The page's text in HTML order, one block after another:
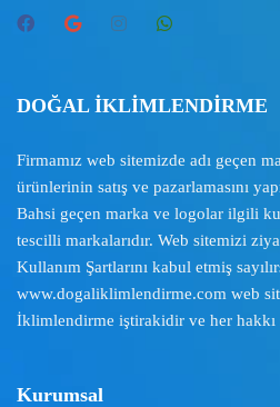
DOĞAL İKLİMLENDİRME
Firmamız web sitemizde adı geçen
ürünlerinin satış ve pazarlamasını
Bahsi geçen marka ve logolar ilgili
tescilli markalarıdır. Web sitemizi
Kullanım Şartlarını kabul etmiş
www.dogaliklimlendirme.com web
İklimlendirme iştirakidir ve her hakkı
Kurumsal